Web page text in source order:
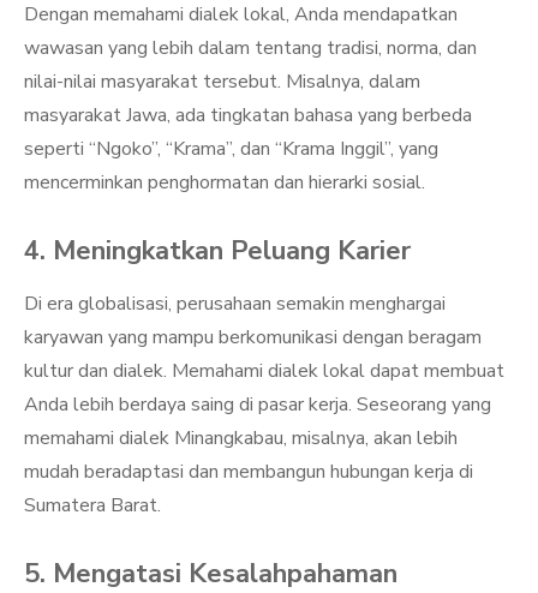
Dengan memahami dialek lokal, Anda mendapatkan
wawasan yang lebih dalam tentang tradisi, norma, dan
nilai-nilai masyarakat tersebut. Misalnya, dalam
masyarakat Jawa, ada tingkatan bahasa yang berbeda
seperti “Ngoko”, “Krama”, dan “Krama Inggil”, yang
mencerminkan penghormatan dan hierarki sosial.
4. Meningkatkan Peluang Karier
Di era globalisasi, perusahaan semakin menghargai
karyawan yang mampu berkomunikasi dengan beragam
kultur dan dialek. Memahami dialek lokal dapat membuat
Anda lebih berdaya saing di pasar kerja. Seseorang yang
memahami dialek Minangkabau, misalnya, akan lebih
mudah beradaptasi dan membangun hubungan kerja di
Sumatera Barat.
5. Mengatasi Kesalahpahaman